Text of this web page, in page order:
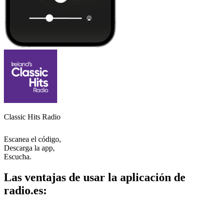
Classic Hits Radio
Escanea el código,
Descarga la app,
Escucha.
Las ventajas de usar la aplicación de
radio.es: